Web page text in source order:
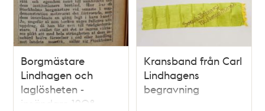
Borgmästare
Lindhagen och
laglösheten -
insändare 1908
Kransband från Carl
Lindhagens
begravning